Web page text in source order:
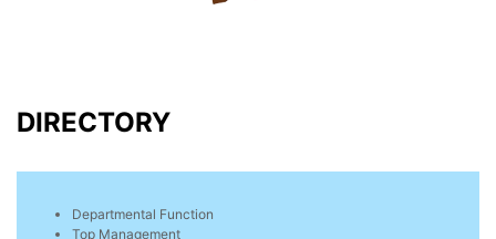
DIRECTORY
Departmental Function
Top Management